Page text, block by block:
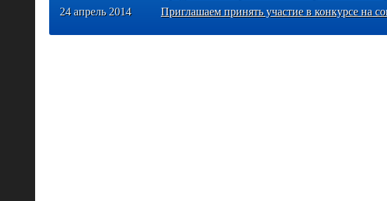
24 апрель 2014
Приглашаем принять участие в конкурсе на